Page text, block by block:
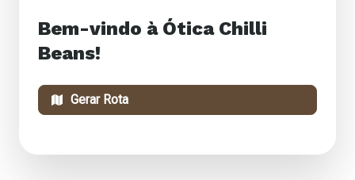
Bem-vindo à Ótica Chilli
Beans!
Gerar Rota